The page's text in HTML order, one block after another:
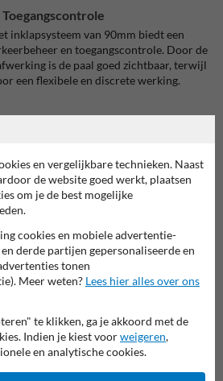
inklapsysteem van 90mm biedt een
en toegangscontrole. Door de
is de paal goed zichtbaar, terwijl
een flexibele en discrete werking.
is, verdwijnt deze eenvoudig in de grond.
en toegangswegen waar
is.
Constructie
diverse weersomstandigheden en slijtage,
betrouwbaar functioneren. De verzonken
een stevige verankering in de
Omgevingen
een privéparkeerplaats wilt
een bedrijventerrein wilt reguleren, deze
en vergelijkbare technieken. Naast
de website goed werkt, plaatsen
om je de best mogelijke
cookies en mobiele advertentie-
derde partijen gepersonaliseerde en
tonen
Meer weten? Lees hier alles over ons
te klikken, ga je akkoord met de
Indien je kiest voorweigeren,
en analytische cookies.